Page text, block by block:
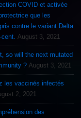
COVID et activée
contre le variant Delta
August 3, 2021
so will the next mutated
? August 3, 2021
les vaccinés infectés
2, 2021
des